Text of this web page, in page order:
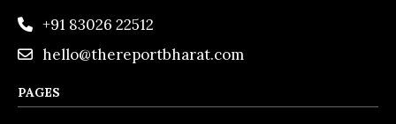
+91 83026 22512
hello@thereportbharat.com
PAGES